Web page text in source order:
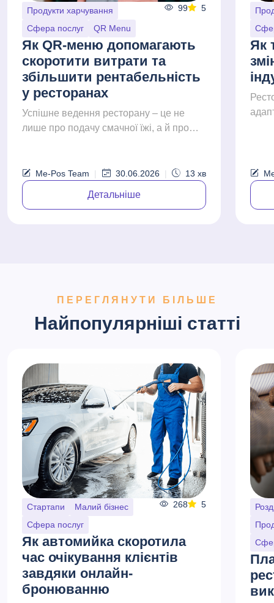
Продукти харчування
Сфера послуг
QR Menu
99 5
Як QR-меню допомагають
скоротити витрати та
збільшити рентабельність
у ресторанах
Успішне ведення ресторану – це не
лише про подачу смачної їжі, а й про
прибутковості. Зі...
Me-Pos Team | 30.06.2026 | 13 хв
Детальніше
Як
ПЕРЕГЛЯНУТИ БІЛЬШЕ
Найпопулярніші статті
Стартапи
Малий бізнес
Сфера послуг
268 5
Як автомийка скоротила
час очікування клієнтів
завдяки онлайн-
бронюванню